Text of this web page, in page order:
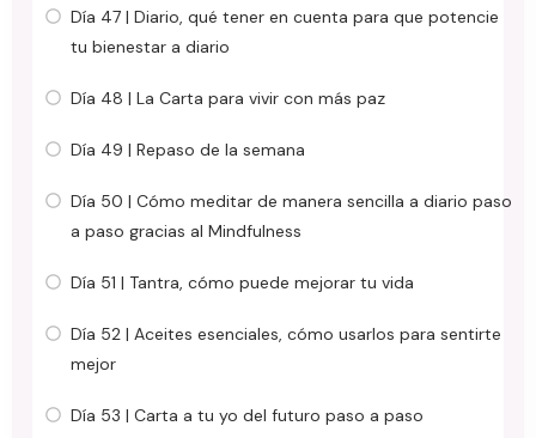
Día 47 | Diario, qué tener en cuenta para que potencie
tu bienestar a diario
Día 48 | La Carta para vivir con más paz
Día 49 | Repaso de la semana
Día 50 | Cómo meditar de manera sencilla a diario paso
a paso gracias al Mindfulness
Día 51 | Tantra, cómo puede mejorar tu vida
Día 52 | Aceites esenciales, cómo usarlos para sentirte
mejor
Día 53 | Carta a tu yo del futuro paso a paso